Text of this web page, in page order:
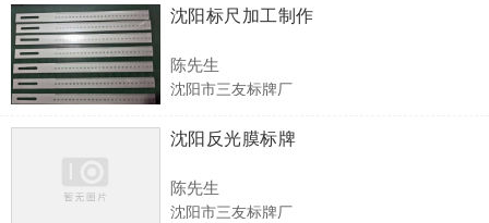
沈阳标尺加工制作
陈先生
沈阳市三友标牌厂
沈阳反光膜标牌
陈先生
沈阳市三友标牌厂